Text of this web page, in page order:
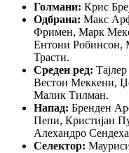
Голмани: Крис
Одбрана: Макс
Фримен, Марк
Ентони Робинсон,
Трасти.
Среден ред:
Вестон Меккени,
Малик Тилман.
Напад: Бренден
Пепи, Кристијан
Алехандро
Селектор: